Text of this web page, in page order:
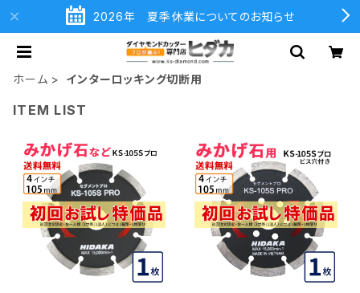
2026年 夏季休業についてのお知らせ
ホーム インターロッキング切断用
ITEM LIST